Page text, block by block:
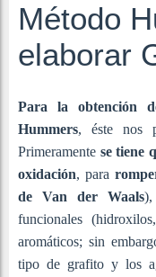
Método
elaborar
Para la obtención
Hummers, éste nos
Primeramente se tiene
oxidación, para
de Van der Waals
funcionales
aromáticos; sin
tipo de grafito y los